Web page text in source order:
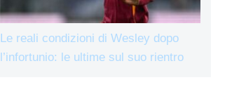
Le reali condizioni di Wesley dopo
l’infortunio: le ultime sul suo rientro